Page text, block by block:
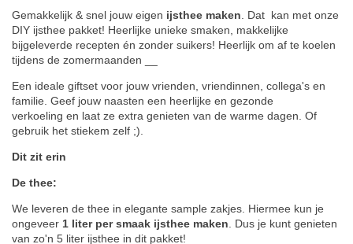
Gemakkelijk & snel jouw eigen ijsthee maken. Dat kan met onze
DIY ijsthee pakket! Heerlijke unieke smaken, makkelijke
bijgeleverde recepten én zonder suikers! Heerlijk om af te koelen
tijdens de zomermaanden __
Een ideale giftset voor jouw vrienden, vriendinnen, collega's en
familie. Geef jouw naasten een heerlijke en gezonde
verkoeling en laat ze extra genieten van de warme dagen. Of
gebruik het stiekem zelf ;).
Dit zit erin
De thee:
We leveren de thee in elegante sample zakjes. Hiermee kun je
ongeveer 1 liter per smaak ijsthee maken. Dus je kunt genieten
van zo'n 5 liter ijsthee in dit pakket!